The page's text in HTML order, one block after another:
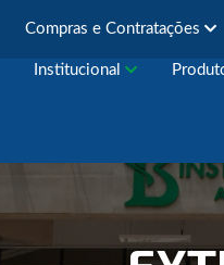
Compras e Contratações
Institucional